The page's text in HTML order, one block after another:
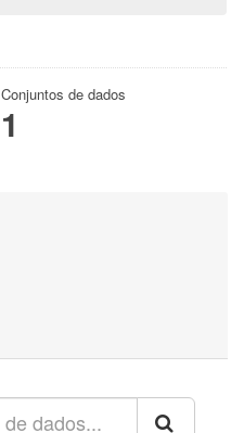
Conjuntos de dados
1